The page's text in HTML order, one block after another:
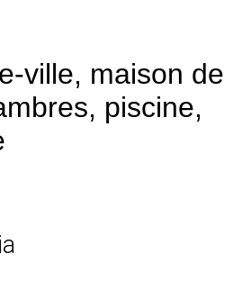
ville, maison de
piscine,